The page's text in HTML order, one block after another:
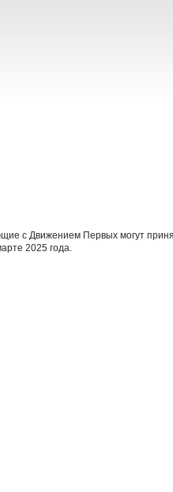
с Движением Первых могут
2025 года.